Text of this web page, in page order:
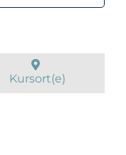
Kursort(e)